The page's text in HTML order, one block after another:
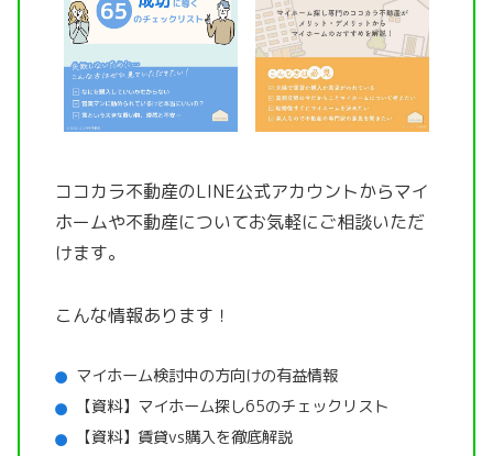
ココカラ不動産のLINE公式アカウントからマイ
ホームや不動産についてお気軽にご相談いただ
けます。
こんな情報あります！
マイホーム検討中の方向けの有益情報
【資料】マイホーム探し65のチェックリスト
【資料】賃貸vs購入を徹底解説